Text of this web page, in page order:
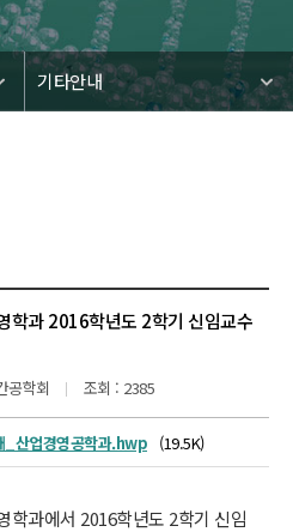
기타안내
학과 2016학년도 2학기 신임교수
공학회 조회 : 2385
산업경영공학과.hwp (19.5K)
학과에서 2016학년도 2학기 신임